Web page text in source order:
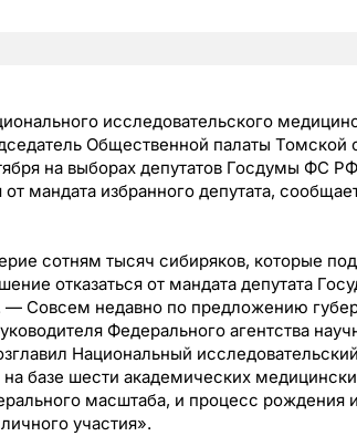
исследовательского
Общественной палаты Томской
на выборах депутатов Госдумы ФС
от мандата избранного депутата,
сотням тысяч сибиряков, которые
отказаться от мандата депутата
— Совсем недавно по предложению
Федерального агентства
Национальный
базе шести академических
масштаба, и процесс рождения
участия».